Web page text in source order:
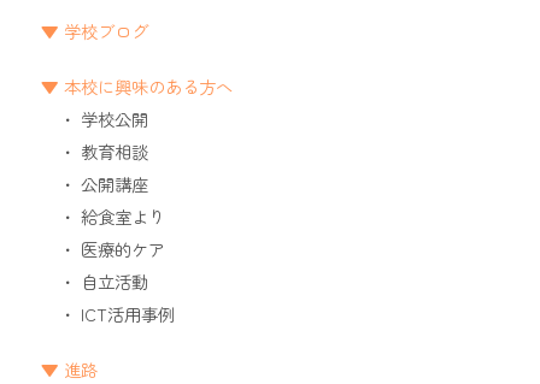
学校ブログ
本校に興味のある方へ
学校公開
教育相談
公開講座
給食室より
医療的ケア
自立活動
ICT活用事例
進路